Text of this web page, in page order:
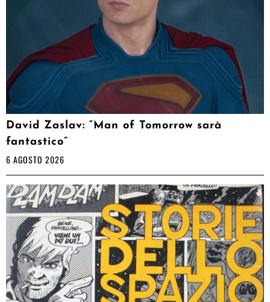
David Zaslav: “Man of Tomorrow sarà
fantastico”
6 AGOSTO 2026